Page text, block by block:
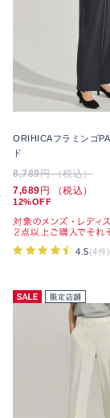
ORIHICAフラミンゴ
ド
8,789円 （税込）
7,689円 （税込）
12%OFF
4.5(4件)